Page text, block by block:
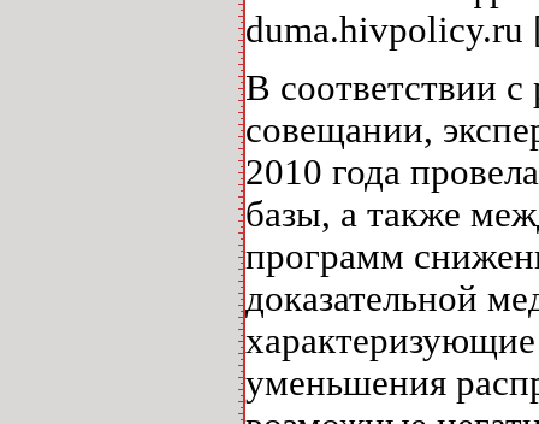
duma.hivpolicy.ru
В соответствии
совещании,
2010 года
базы, а также
программ
доказательной
уменьшения